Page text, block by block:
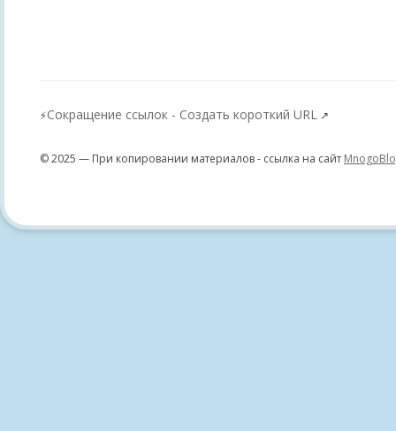
⚡Сокращение ссылок - Создать короткий URL ↗
© 2025 — При копировании материалов - ссылка на сайт